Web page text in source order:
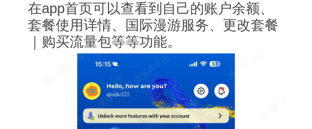
在app首页可以查看到自己的账户余额、
套餐使用详情、国际漫游服务、更改套餐
｜购买流量包等等功能。